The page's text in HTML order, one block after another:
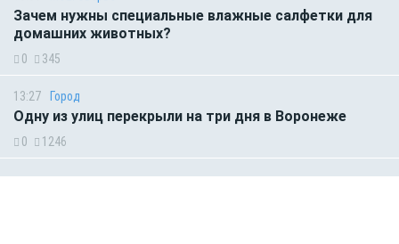
Зачем нужны специальные влажные салфетки для
домашних животных?
0 345
13:27 Город
Одну из улиц перекрыли на три дня в Воронеже
0 1246